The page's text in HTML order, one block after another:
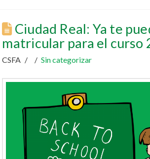
Ciudad Real: Ya te
matricular para el curso
CSFA Sin categorizar